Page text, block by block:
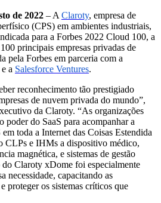
de 2022 – A Claroty, empresa de
(CPS) em ambientes industriais,
para a Forbes 2022 Cloud 100, a
principais empresas privadas de
pela Forbes em parceria com a
e a Salesforce Ventures.
reconhecimento tão prestigiado
de nuvem privada do mundo”,
da Claroty. “As organizações
poder do SaaS para acompanhar a
toda a Internet das Coisas Estendida
CLPs e IHMs a dispositivo médico,
magnética, e sistemas de gestão
Claroty xDome foi especialmente
necessidade, capacitando as
proteger os sistemas críticos que